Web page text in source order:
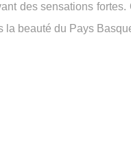
des sensations
la beauté du Pays